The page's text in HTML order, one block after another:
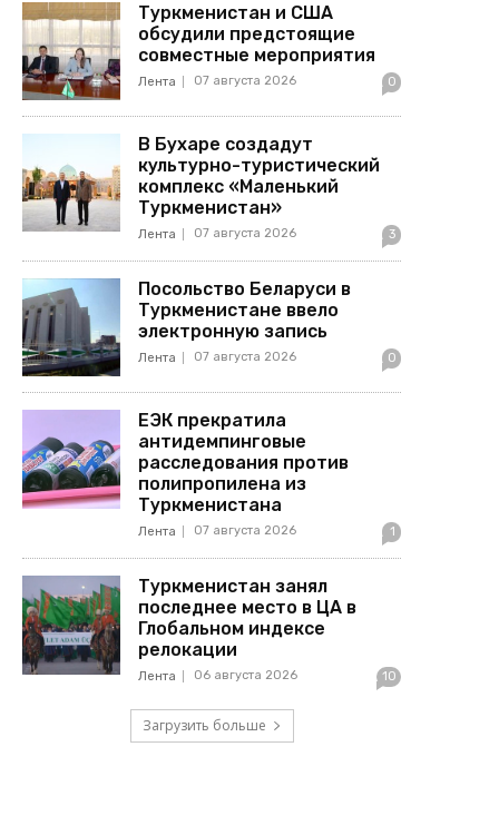
Туркменистан и США
обсудили предстоящие
совместные мероприятия
Лента 07 августа 2026 0
В Бухаре создадут
культурно-туристический
комплекс «Маленький
Туркменистан»
Лента 07 августа 2026 3
Посольство Беларуси в
Туркменистане ввело
электронную запись
Лента 07 августа 2026 0
ЕЭК прекратила
антидемпинговые
расследования против
полипропилена из
Туркменистана
Лента 07 августа 2026 1
Туркменистан занял
последнее место в ЦА в
Глобальном индексе
релокации
Лента 06 августа 2026 10
Загрузить больше